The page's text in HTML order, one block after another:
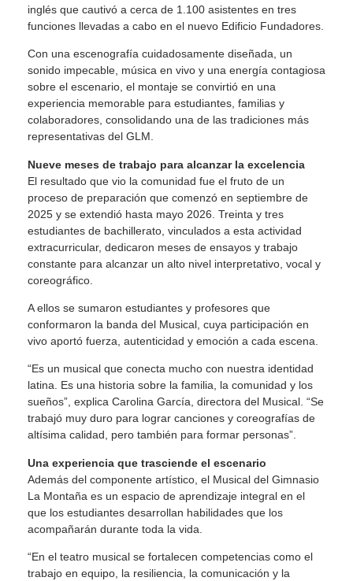
inglés que cautivó a cerca de 1.100 asistentes en tres
funciones llevadas a cabo en el nuevo Edificio Fundadores.
Con una escenografía cuidadosamente diseñada, un
sonido impecable, música en vivo y una energía contagiosa
sobre el escenario, el montaje se convirtió en una
experiencia memorable para estudiantes, familias y
colaboradores, consolidando una de las tradiciones más
representativas del GLM.
Nueve meses de trabajo para alcanzar la excelencia
El resultado que vio la comunidad fue el fruto de un
proceso de preparación que comenzó en septiembre de
2025 y se extendió hasta mayo 2026. Treinta y tres
estudiantes de bachillerato, vinculados a esta actividad
extracurricular, dedicaron meses de ensayos y trabajo
constante para alcanzar un alto nivel interpretativo, vocal y
coreográfico.
A ellos se sumaron estudiantes y profesores que
conformaron la banda del Musical, cuya participación en
vivo aportó fuerza, autenticidad y emoción a cada escena.
“Es un musical que conecta mucho con nuestra identidad
latina. Es una historia sobre la familia, la comunidad y los
sueños”, explica Carolina García, directora del Musical. “Se
trabajó muy duro para lograr canciones y coreografías de
altísima calidad, pero también para formar personas”.
Una experiencia que trasciende el escenario
Además del componente artístico, el Musical del Gimnasio
La Montaña es un espacio de aprendizaje integral en el
que los estudiantes desarrollan habilidades que los
acompañarán durante toda la vida.
“En el teatro musical se fortalecen competencias como el
trabajo en equipo, la resiliencia, la comunicación y la